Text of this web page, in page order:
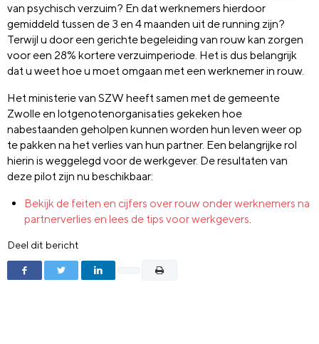
van psychisch verzuim? En dat werknemers hierdoor
gemiddeld tussen de 3 en 4 maanden uit de running zijn?
Terwijl u door een gerichte begeleiding van rouw kan zorgen
voor een 28% kortere verzuimperiode. Het is dus belangrijk
dat u weet hoe u moet omgaan met een werknemer in rouw.
Het ministerie van SZW heeft samen met de gemeente
Zwolle en lotgenotenorganisaties gekeken hoe
nabestaanden geholpen kunnen worden hun leven weer op
te pakken na het verlies van hun partner. Een belangrijke rol
hierin is weggelegd voor de werkgever. De resultaten van
deze pilot zijn nu beschikbaar:
Bekijk de feiten en cijfers over rouw onder werknemers na
partnerverlies en lees de tips voor werkgevers.
Deel dit bericht